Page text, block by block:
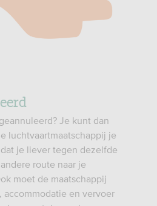
Je kunt dan
luchtvaartmaatschappij je
je liever tegen dezelfde
route naar je
moet de maatschappij
en vervoer